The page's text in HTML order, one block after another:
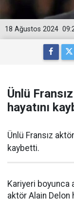
18 Ağustos 2024
Ünlü
hayatını
Ünlü Fransız
kaybetti.
Kariyeri boyunca
aktör Alain Delon